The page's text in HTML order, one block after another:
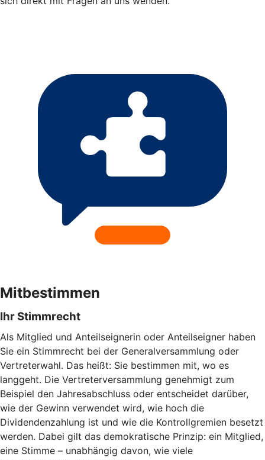
Mitbestimmen
Ihr Stimmrecht
Als Mitglied und Anteilseignerin oder Anteilseigner haben
Sie ein Stimmrecht bei der Generalversammlung oder
Vertreterwahl. Das heißt: Sie bestimmen mit, wo es
langgeht. Die Vertreterversammlung genehmigt zum
Beispiel den Jahresabschluss oder entscheidet darüber,
wie der Gewinn verwendet wird, wie hoch die
Dividendenzahlung ist und wie die Kontrollgremien besetzt
werden. Dabei gilt das demokratische Prinzip: ein Mitglied,
eine Stimme – unabhängig davon, wie viele